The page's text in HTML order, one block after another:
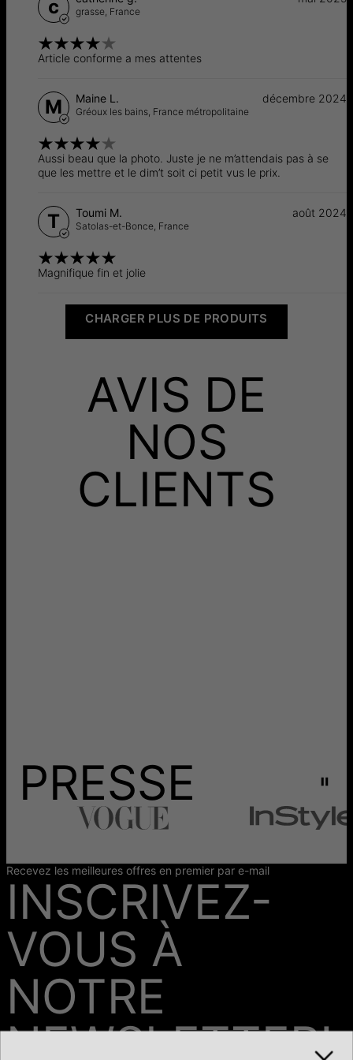
aux diamants naturels, car ils éliminent les impacts
environnementaux et sociaux associés à l'extraction
traditionnelle des diamants.
c grasse, France
Article conforme a mes attentes
M Maine L.
Gréoux les bains, France métropolitaine
décembre 2024
Aussi beau que la photo. Juste je ne m’attendais pas à se
que les mettre et le dim’t soit ci petit vus le prix.
T Toumi M.
Satolas-et-Bonce, France
août 2024
Magnifique fin et jolie
CHARGER PLUS DE PRODUITS
AVIS DE
NOS
CLIENTS
PRESSE
Recevez les meilleures offres en premier par e-mail
INSCRIVEZ-
VOUS À
NOTRE
NEWSLETTER!